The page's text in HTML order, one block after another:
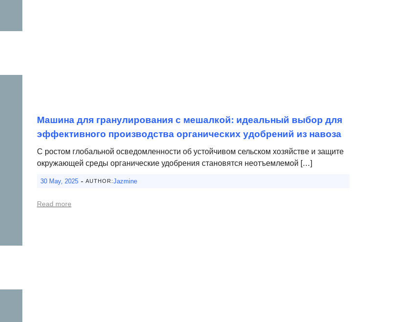
Машина для гранулирования с мешалкой: идеальный выбор для
эффективного производства органических удобрений из навоза
С ростом глобальной осведомленности об устойчивом сельском хозяйстве и защите
окружающей среды органические удобрения становятся неотъемлемой […]
30 May, 2025 - AUTHOR:Jazmine
Read more